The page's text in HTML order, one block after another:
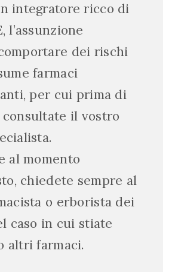
integratore ricco di
l’assunzione
dei rischi
farmaci
per cui prima di
consultate il vostro
al momento
chiedete sempre al
o erborista dei
caso in cui stiate
altri farmaci.